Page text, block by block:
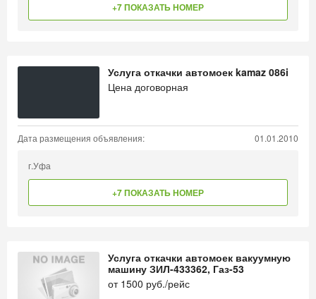
+7 ПОКАЗАТЬ НОМЕР
Услуга откачки автомоек kamaz 086i
Цена договорная
Дата размещения объявления: 01.01.2010
г.Уфа
+7 ПОКАЗАТЬ НОМЕР
Услуга откачки автомоек вакуумную
машину ЗИЛ-433362, Газ-53
от 1500 руб./рейс